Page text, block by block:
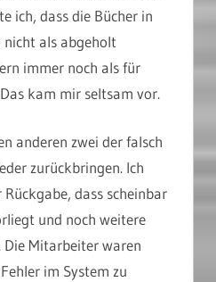
ich, dass die Bücher in
als abgeholt
immer noch als für
kam mir seltsam vor.
anderen zwei der falsch
zurückbringen. Ich
dass scheinbar
und noch weitere
Die Mitarbeiter waren
im System zu